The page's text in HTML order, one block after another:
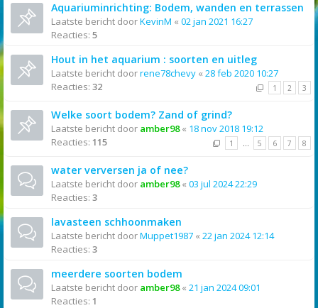
Aquariuminrichting: Bodem, wanden en terrassen
Laatste bericht doorKevinM « 02 jan 2021 16:27
Reacties: 5
Hout in het aquarium : soorten en uitleg
Laatste bericht doorrene78chevy « 28 feb 2020 10:27
Reacties: 32 1 2 3
Welke soort bodem? Zand of grind?
Laatste bericht door amber98« 18 nov 2018 19:12
Reacties: 115 1 … 5 6 7 8
water verversen ja of nee?
Laatste bericht door amber98« 03 jul 2024 22:29
Reacties: 3
lavasteen schhoonmaken
Laatste bericht doorMuppet1987 « 22 jan 2024 12:14
Reacties: 3
meerdere soorten bodem
Laatste bericht door amber98« 21 jan 2024 09:01
Reacties: 1